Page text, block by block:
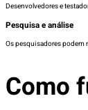
Desenvolvedores e
Pesquisa e análise
Os pesquisadores podem
Como